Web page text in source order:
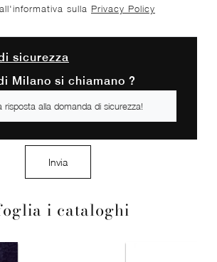
i cataloghi
sulla Privacy Policy
sicurezza
Milano si chiamano ?
Invia